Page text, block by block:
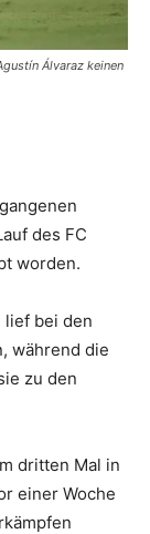
Álvaraz keinen
des FC
worden.
lief bei den
während die
zu den
dritten Mal in
einer Woche